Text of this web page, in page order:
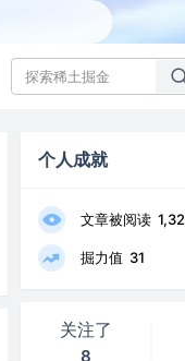
个人成就
文章被阅读
掘力值 31
关注了
8